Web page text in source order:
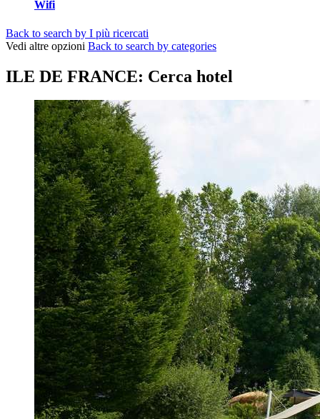
Wifi
Back to search by I più ricercati
Vedi altre opzioni Back to search by categories
ILE DE FRANCE: Cerca hotel